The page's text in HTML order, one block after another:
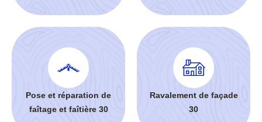
Pose et réparation de
faîtage et faîtière 30
Ravalement de façade
30